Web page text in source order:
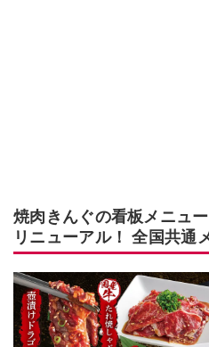
焼肉きんぐの看板メニュ
リニューアル！ 全国共通